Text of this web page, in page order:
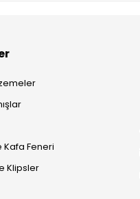
Kafa Feneri
Klipsler